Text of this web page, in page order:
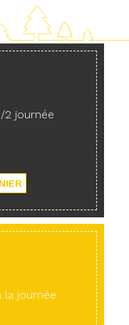
2 journée
la journée